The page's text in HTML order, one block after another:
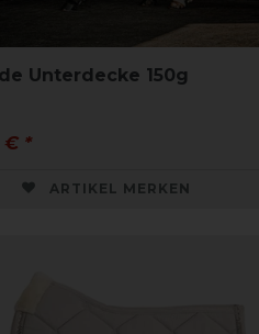
Unterdecke 150g
€ *
ARTIKEL MERKEN